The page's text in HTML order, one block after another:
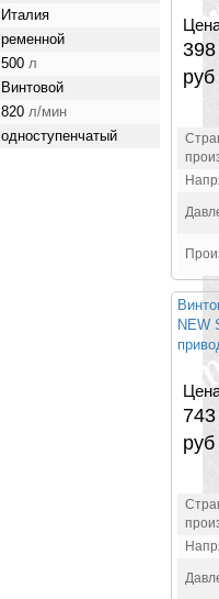
Италия
ременной
500 л
Винтовой
820 л/мин
одноступенчатый
руб
NEW
руб